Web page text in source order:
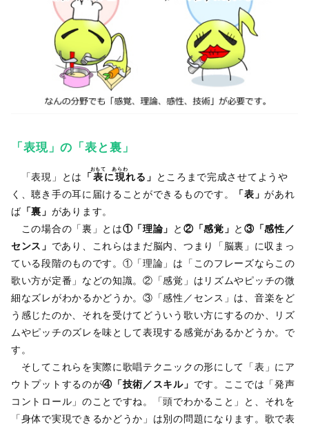
「表現」の「表と裏」
「表現」とは 「表
おもて
に現
あらわ
れる」
ところまで完成させてようや
く、聴き手の耳に届けることができるものです。
「表」があれ
ば「裏」 があります。
この場合の「裏」とは①「理論」 と ②「感覚」 と③「感性／
センス」 であり、これらはまだ脳内、つまり「脳裏」に収まっ
ている段階のものです。①「理論」は「このフレーズならこの
歌い方が定番」などの知識。②「感覚」はリズムやピッチの微
細なズレがわかるかどうか。③「感性／センス」は、音楽をど
う感じたのか、それを受けてどういう歌い方にするのか、リズ
ムやピッチのズレを味として表現する感覚があるかどうか。で
す。
そしてこれらを実際に歌唱テクニックの形にして「表」にア
ウトプットするのが④「技術／スキル」 です。ここでは「発声
コントロール」のことですね。「頭でわかること」と、それを
「身体で実現できるかどうか」は別の問題になります。歌で表